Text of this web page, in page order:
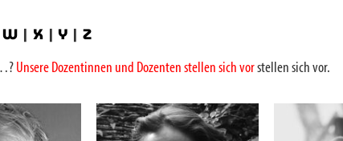
W |X |Y |Z
Unsere Dozentinnen und Dozenten stellen sich vorstellen sich vor.